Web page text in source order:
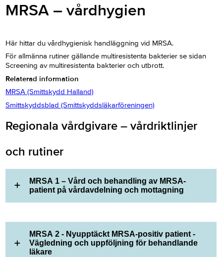
MRSA – vårdhygien
Här hittar du vårdhygienisk handläggning vid MRSA.
För allmänna rutiner gällande multiresistenta bakterier se sidan
Screening av multiresistenta bakterier och utbrott.
Relaterad information
MRSA (Smittskydd Halland)
Smittskyddsblad (Smittskyddsläkarföreningen)
Regionala vårdgivare – vårdriktlinjer
och rutiner
MRSA 1 – Vård och behandling av MRSA-
patient på vårdavdelning och mottagning
MRSA 2 - Nyupptäckt MRSA-positiv patient -
Vägledning och uppföljning för behandlande
läkare